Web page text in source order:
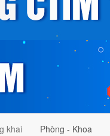
khai Phòng - Khoa